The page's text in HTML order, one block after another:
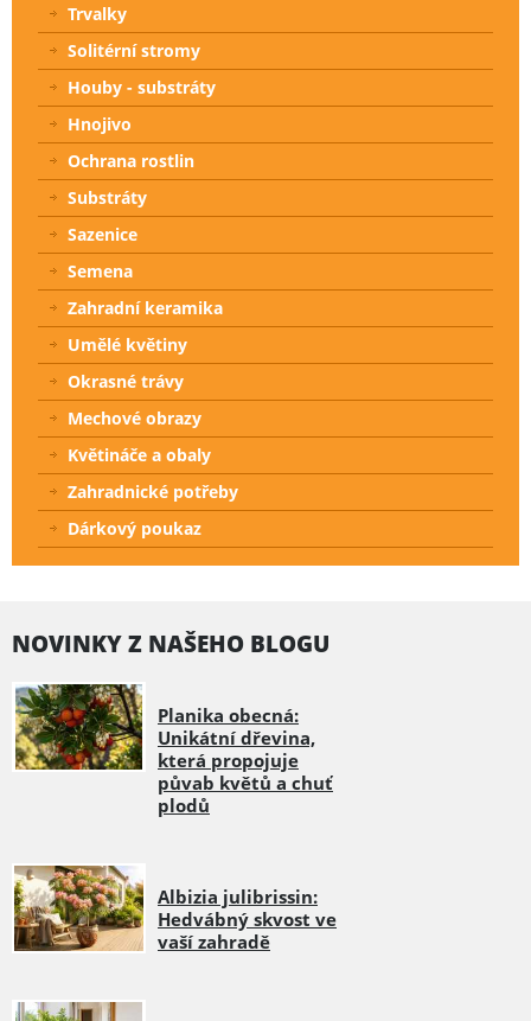
Trvalky
Solitérní stromy
Houby - substráty
Hnojivo
Ochrana rostlin
Substráty
Sazenice
Semena
Zahradní keramika
Umělé květiny
Okrasné trávy
Mechové obrazy
Květináče a obaly
Zahradnické potřeby
Dárkový poukaz
NOVINKY Z NAŠEHO BLOGU
Planika obecná:
Unikátní dřevina,
která propojuje
půvab květů a chuť
plodů
Albizia julibrissin:
Hedvábný skvost ve
vaší zahradě